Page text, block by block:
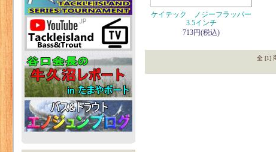
ケイテック ノジーフラッパー
3.5インチ
713円(税込)
全 [1]